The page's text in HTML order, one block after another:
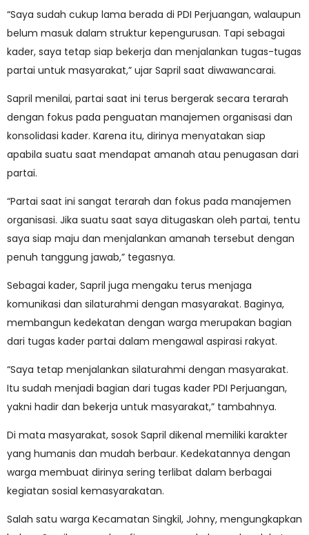
“Saya sudah cukup lama berada di PDI Perjuangan, walaupun
belum masuk dalam struktur kepengurusan. Tapi sebagai
kader, saya tetap siap bekerja dan menjalankan tugas-tugas
partai untuk masyarakat,” ujar Sapril saat diwawancarai.
Sapril menilai, partai saat ini terus bergerak secara terarah
dengan fokus pada penguatan manajemen organisasi dan
konsolidasi kader. Karena itu, dirinya menyatakan siap
apabila suatu saat mendapat amanah atau penugasan dari
partai.
“Partai saat ini sangat terarah dan fokus pada manajemen
organisasi. Jika suatu saat saya ditugaskan oleh partai, tentu
saya siap maju dan menjalankan amanah tersebut dengan
penuh tanggung jawab,” tegasnya.
Sebagai kader, Sapril juga mengaku terus menjaga
komunikasi dan silaturahmi dengan masyarakat. Baginya,
membangun kedekatan dengan warga merupakan bagian
dari tugas kader partai dalam mengawal aspirasi rakyat.
“Saya tetap menjalankan silaturahmi dengan masyarakat.
Itu sudah menjadi bagian dari tugas kader PDI Perjuangan,
yakni hadir dan bekerja untuk masyarakat,” tambahnya.
Di mata masyarakat, sosok Sapril dikenal memiliki karakter
yang humanis dan mudah berbaur. Kedekatannya dengan
warga membuat dirinya sering terlibat dalam berbagai
kegiatan sosial kemasyarakatan.
Salah satu warga Kecamatan Singkil, Johny, mengungkapkan